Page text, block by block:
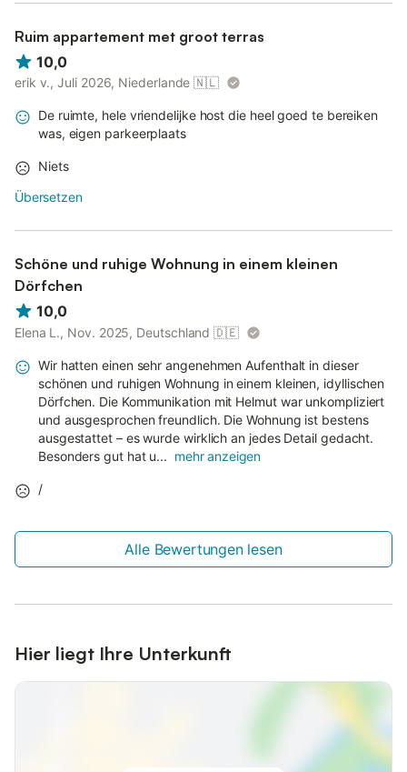
Ruim appartement met groot terras
10,0
erik v., Juli 2026, Niederlande 🇳🇱
De ruimte, hele vriendelijke host die heel goed te bereiken
was, eigen parkeerplaats
Niets
Übersetzen
Schöne und ruhige Wohnung in einem kleinen
Dörfchen
10,0
Elena L., Nov. 2025, Deutschland 🇩🇪
Wir hatten einen sehr angenehmen Aufenthalt in dieser
schönen und ruhigen Wohnung in einem kleinen, idyllischen
Dörfchen. Die Kommunikation mit Helmut war unkompliziert
und ausgesprochen freundlich. Die Wohnung ist bestens
ausgestattet – es wurde wirklich an jedes Detail gedacht.
Besonders gut hat u... mehr anzeigen
/
Alle Bewertungen lesen
Hier liegt Ihre Unterkunft